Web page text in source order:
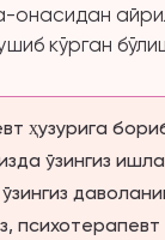
кўрган
ҳузурига
ўзингиз
психотерапевт